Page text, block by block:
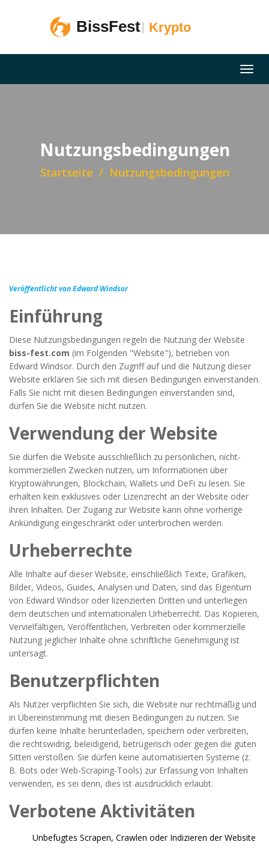
Nutzungsbedingungen
Startseite Nutzungsbedingungen
Veröffentlicht von Edward Windsor
Einführung
Diese Nutzungsbedingungen regeln die Nutzung der Website
biss-fest.com (im Folgenden "Website"), betrieben von
Edward Windsor. Durch den Zugriff auf und die Nutzung dieser
Website erklären Sie sich mit diesen Bedingungen einverstanden.
Falls Sie nicht mit diesen Bedingungen einverstanden sind,
dürfen Sie die Website nicht nutzen.
Verwendung der Website
Sie dürfen die Website ausschließlich zu persönlichen, nicht-
kommerziellen Zwecken nutzen, um Informationen über
Kryptowährungen, Blockchain, Wallets und DeFi zu lesen. Sie
erhalten kein exklusives oder Lizenzrecht an der Website oder
ihren Inhalten. Der Zugang zur Website kann ohne vorherige
Ankündigung eingeschränkt oder unterbrochen werden.
Urheberrechte
Alle Inhalte auf dieser Website, einschließlich Texte, Grafiken,
Bilder, Videos, Guides, Analysen und Daten, sind das Eigentum
von Edward Windsor oder lizenzierten Dritten und unterliegen
dem deutschen und internationalen Urheberrecht. Das Kopieren,
Vervielfältigen, Veröffentlichen, Verbreiten oder kommerzielle
Nutzung jeglicher Inhalte ohne schriftliche Genehmigung ist
untersagt.
Benutzerpflichten
Als Nutzer verpflichten Sie sich, die Website nur rechtmäßig und
in Übereinstimmung mit diesen Bedingungen zu nutzen. Sie
dürfen keine Inhalte herunterladen, speichern oder verbreiten,
die rechtswidrig, beleidigend, betrügerisch oder gegen die guten
Sitten verstoßen. Sie dürfen keine automatisierten Systeme (z.
B. Bots oder Web-Scraping-Tools) zur Erfassung von Inhalten
verwenden, es sei denn, dies ist ausdrücklich erlaubt.
Verbotene Aktivitäten
Unbefugtes Scrapen, Crawlen oder Indizieren der Website